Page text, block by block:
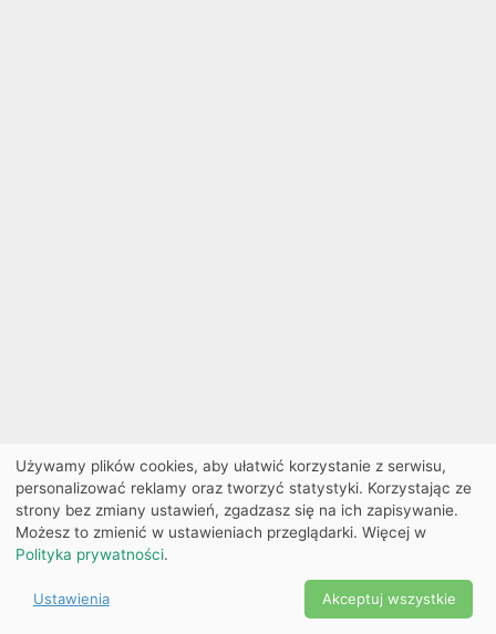
Ekobilet2026 |
Ustawienia
cookies
2026
Używamy plików cookies, aby ułatwić korzystanie z serwisu,
personalizować reklamy oraz tworzyć statystyki. Korzystając ze
strony bez zmiany ustawień, zgadzasz się na ich zapisywanie.
Możesz to zmienić w ustawieniach przeglądarki. Więcej w
Polityka prywatności.
Ustawienia Akceptuj wszystkie